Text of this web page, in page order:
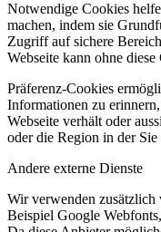
Notwendige Cookies
machen, indem sie
Zugriff auf sichere
Webseite kann ohne
Präferenz-Cookies
Informationen zu
Webseite verhält oder
oder die Region in der
Andere externe Dienste
Wir verwenden zusätzlich
Beispiel Google